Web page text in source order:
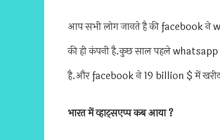
आप सभी लोग जानते है की facebook ने
की ही कंपनी है.कुछ साल पहले
है.और facebook ने 19 billion $ में खरीद
भारत में व्हाट्सएप्प कब आया ?